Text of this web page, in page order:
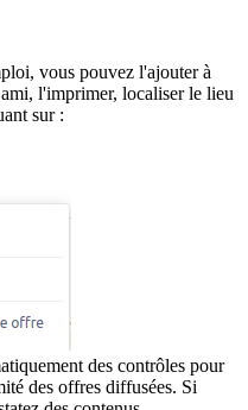
vous pouvez l'ajouter à
l'imprimer, localiser le lieu
sur :
des contrôles pour
des offres diffusées. Si